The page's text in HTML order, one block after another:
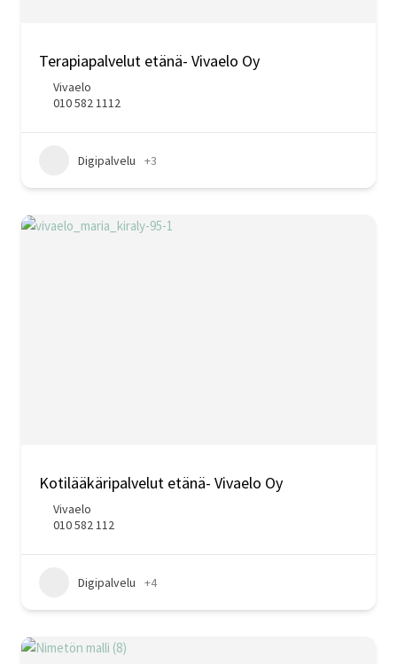
Terapiapalvelut etänä- Vivaelo Oy
Vivaelo
010 582 1112
Digipalvelu +3
Kotilääkäripalvelut etänä- Vivaelo Oy
Vivaelo
010 582 112
Digipalvelu +4